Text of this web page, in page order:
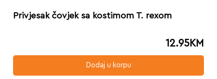
Privjesak čovjek sa kostimom T. rexom
12.95KM
Dodaj u korpu